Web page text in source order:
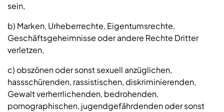
sein,
b) Marken, Urheberrechte, Eigentumsrechte,
Geschäftsgeheimnisse oder andere Rechte Dritter
verletzen,
c) obszönen oder sonst sexuell anzüglichen,
hassschürenden, rassistischen, diskriminierenden,
Gewalt verherrlichenden, bedrohenden,
pornographischen, jugendgefährdenden oder sonst